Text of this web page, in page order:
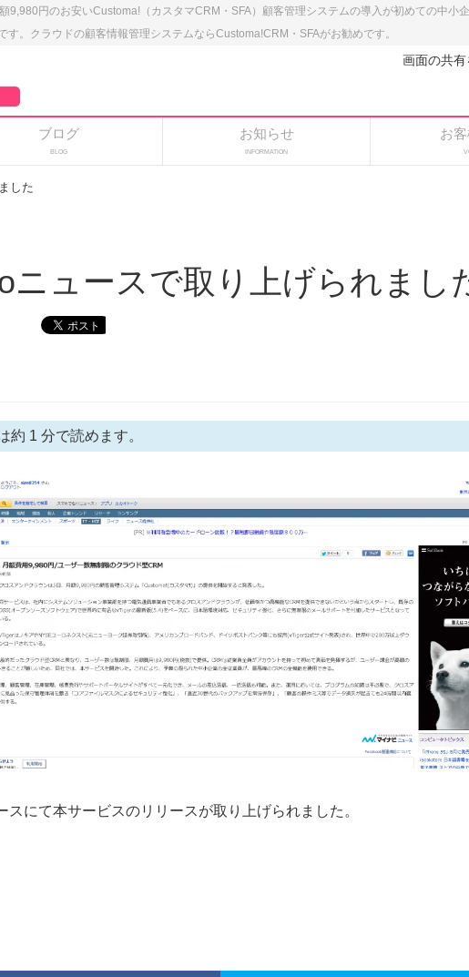
9,980円のお安いCustoma!（カスタマCRM・SFA）顧客管理システムの導入が初めての中
。クラウドの顧客情報管理システムならCustoma!CRM・SFAがお勧めです。
画面の共
ブログ
BLOG
お知らせ
INFORMATION
お
した
ニュースで取り上げられまし
1 分で読めます。
スにて本サービスのリリースが取り上げられました。